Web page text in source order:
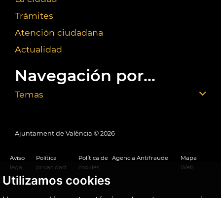
Utilizamos cookies
Trámites
Atención ciudadana
Actualidad
Navegación por...
Temas
Ajuntament de València © 2026
Aviso
legal
Política
privacidad
Política de
cookies
Agencia Antifraude
Mapa
Web